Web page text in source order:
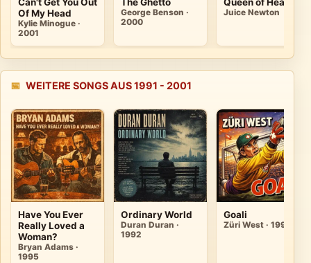
Of My Head
Kylie Minogue ·
2001
George Benson ·
2000
Juice Newton
📅 WEITERE SONGS AUS 1991 - 2001
Have You Ever
Really Loved a
Woman?
Bryan Adams ·
1995
Ordinary World
Duran Duran ·
1992
Goali
Züri West · 1992